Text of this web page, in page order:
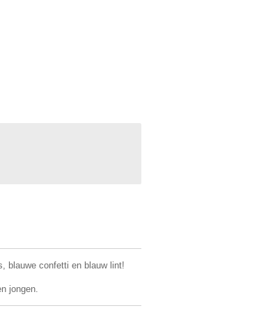
blauwe confetti en blauw lint!
jongen.